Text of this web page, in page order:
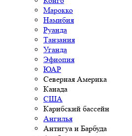
Марокко
Намибия
Руанда
Танзания
Уганда
Эфиопия
ЮАР
Северная Америка
Канада
США
Карибский бассейн
Ангилья
Антигуа и Барбуда